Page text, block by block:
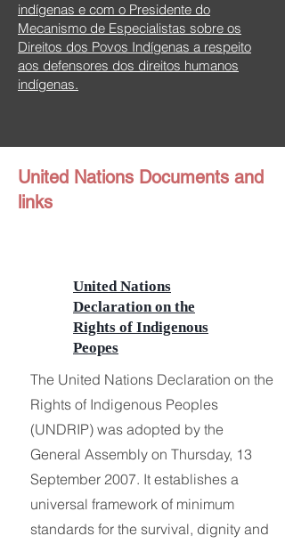
indígenas e com o Presidente do
Mecanismo de Especialistas sobre os
Direitos dos Povos Indígenas a respeito
aos defensores dos direitos humanos
indígenas.
United Nations Documents and
links
United Nations
Declaration on the
Rights of Indigenous
Peopes
The United Nations Declaration on the
Rights of Indigenous Peoples
(UNDRIP) was adopted by the
General Assembly on Thursday, 13
September 2007. It establishes a
universal framework of minimum
standards for the survival, dignity and